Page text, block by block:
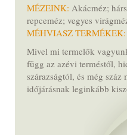
MÉZEINK: Akácméz;
repceméz; vegyes
MÉHVIASZ TERMÉKEK:
Mivel mi termelők
függ az azévi terméstől,
szárazságtól, és még száz
időjárásnak leginkább